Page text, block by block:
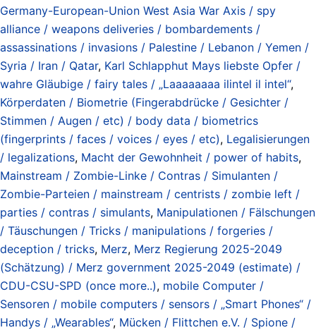
Germany-European-Union West Asia War Axis / spy
alliance / weapons deliveries / bombardements /
assassinations / invasions / Palestine / Lebanon / Yemen /
Syria / Iran / Qatar, Karl Schlapphut Mays liebste Opfer /
wahre Gläubige / fairy tales / „Laaaaaaaa ilintel il intel“,
Körperdaten / Biometrie (Fingerabdrücke / Gesichter /
Stimmen / Augen / etc) / body data / biometrics
(fingerprints / faces / voices / eyes / etc), Legalisierungen
/ legalizations, Macht der Gewohnheit / power of habits,
Mainstream / Zombie-Linke / Contras / Simulanten /
Zombie-Parteien / mainstream / centrists / zombie left /
parties / contras / simulants, Manipulationen / Fälschungen
/ Täuschungen / Tricks / manipulations / forgeries /
deception / tricks, Merz, Merz Regierung 2025-2049
(Schätzung) / Merz government 2025-2049 (estimate) /
CDU-CSU-SPD (once more..), mobile Computer /
Sensoren / mobile computers / sensors / „Smart Phones“ /
Handys / „Wearables“, Mücken / Flittchen e.V. / Spione /